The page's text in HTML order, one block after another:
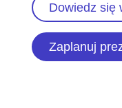
Dowiedz się
Zaplanuj